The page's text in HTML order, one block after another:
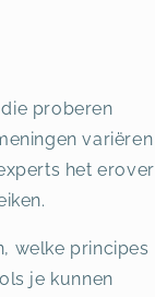
proberen
variëren
het erover
welke principes
je kunnen